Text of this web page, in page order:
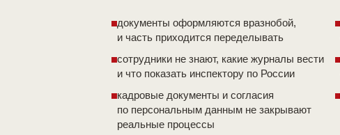
документы оформляются вразнобой,
и часть приходится переделывать
сотрудники не знают, какие журналы вести
и что показать инспектору по России
кадровые документы и согласия
по персональным данным не закрывают
реальные процессы